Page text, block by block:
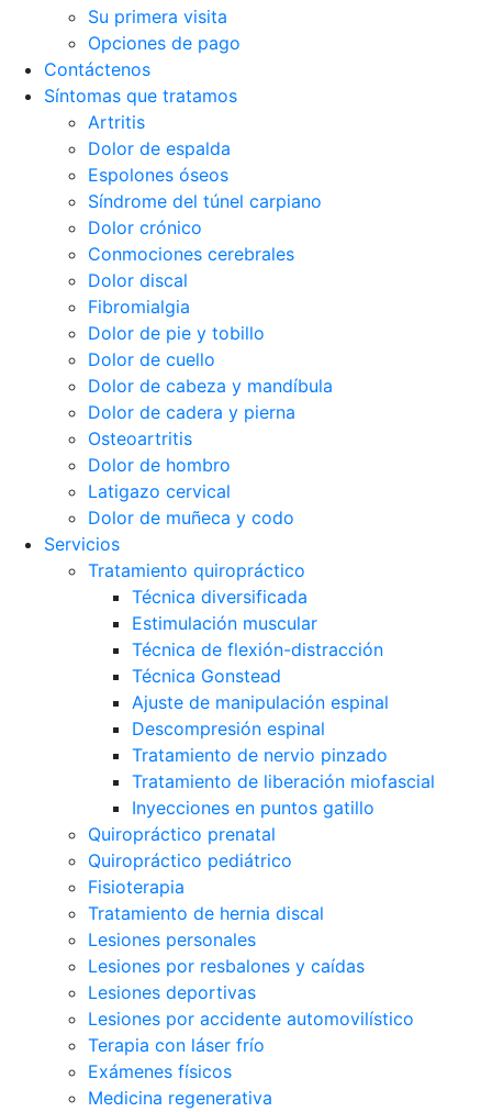
Su primera visita
Opciones de pago
Contáctenos
Síntomas que tratamos
Artritis
Dolor de espalda
Espolones óseos
Síndrome del túnel carpiano
Dolor crónico
Conmociones cerebrales
Dolor discal
Fibromialgia
Dolor de pie y tobillo
Dolor de cuello
Dolor de cabeza y mandíbula
Dolor de cadera y pierna
Osteoartritis
Dolor de hombro
Latigazo cervical
Dolor de muñeca y codo
Servicios
Tratamiento quiropráctico
Técnica diversificada
Estimulación muscular
Técnica de flexión-distracción
Técnica Gonstead
Ajuste de manipulación espinal
Descompresión espinal
Tratamiento de nervio pinzado
Tratamiento de liberación miofascial
Inyecciones en puntos gatillo
Quiropráctico prenatal
Quiropráctico pediátrico
Fisioterapia
Tratamiento de hernia discal
Lesiones personales
Lesiones por resbalones y caídas
Lesiones deportivas
Lesiones por accidente automovilístico
Terapia con láser frío
Exámenes físicos
Medicina regenerativa